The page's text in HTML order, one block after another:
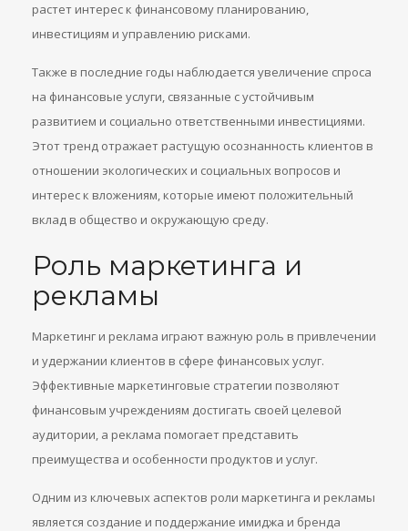
растет интерес к финансовому планированию,
инвестициям и управлению рисками.
Также в последние годы наблюдается увеличение спроса
на финансовые услуги, связанные с устойчивым
развитием и социально ответственными инвестициями.
Этот тренд отражает растущую осознанность клиентов в
отношении экологических и социальных вопросов и
интерес к вложениям, которые имеют положительный
вклад в общество и окружающую среду.
Роль маркетинга и
рекламы
Маркетинг и реклама играют важную роль в привлечении
и удержании клиентов в сфере финансовых услуг.
Эффективные маркетинговые стратегии позволяют
финансовым учреждениям достигать своей целевой
аудитории, а реклама помогает представить
преимущества и особенности продуктов и услуг.
Одним из ключевых аспектов роли маркетинга и рекламы
является создание и поддержание имиджа и бренда